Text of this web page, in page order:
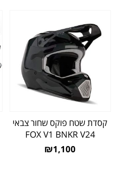
קסדת שטח פוקס שחור צבאי
FOX V1 BNKR V24
₪1,100